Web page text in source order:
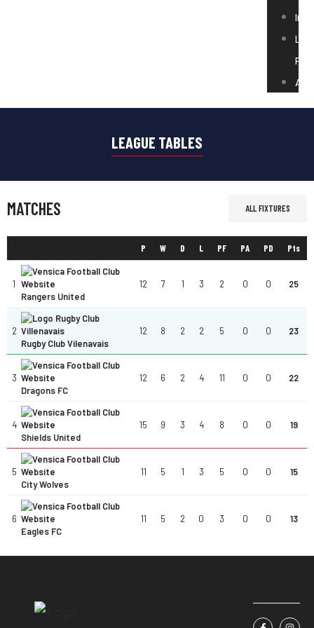
Les
LEAGUE TABLES
MATCHES ALL FIXTURES
P W D L PF PA PD Pts
1
Rangers United
12 7 1 3 2 0 0 25
2
Rugby Club Vilenavais
12 8 2 2 5 0 0 23
3
Dragons FC
12 6 2 4 11 0 0 22
4
Shields United
15 9 3 4 8 0 0 19
5
City Wolves
11 5 1 3 5 0 0 15
6
Eagles FC
11 5 2 0 3 0 0 13